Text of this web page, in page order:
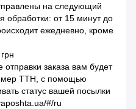
на следующий
обработки: от 15 минут до
ежедневно, кроме
отправки заказа вам будет
ТТН, с помощью
статус вашей посылки
#/ru